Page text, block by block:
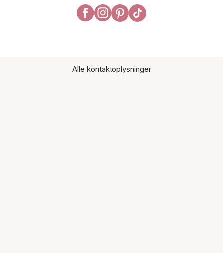
Alle kontaktoplysninger